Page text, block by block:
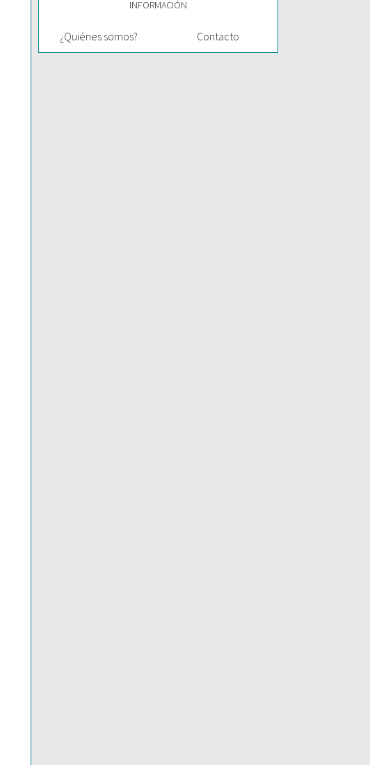
INFORMACIÓN
¿Quiénes somos? Contacto